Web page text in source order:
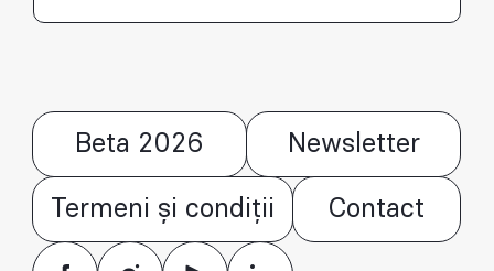
Beta 2026 Newsletter
Termeni și condiții Contact